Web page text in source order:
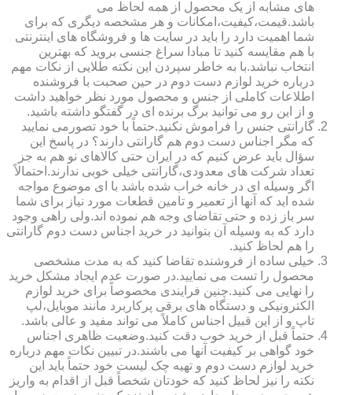
های مشابه از یک محصول از همه لحاظ می
باشد.قیمت،کیفیت،امکانات و هر مشخصه دیگری که برای
شما اهمیت دارد را باید در سایت ها و فروشگاه های اینترنتی
با هم مقایسه کنید تا مبادا سراغ جنسی بروید که بهترین
انتخاب نباشد.با به خاطر سپردن این نکته طلایی از نکات مهم
درباره خرید لوازم دست دوم در حین صحبت با فروشنده
اطلاعات کاملی از جنس و محصول مورد نظر خواهید داشت
و از این رو می توانید برگ برنده ای در گفتگو داشته باشید.
گارانتی جنس را فراموش نکنید.حتماً با خود تصورمی نمایید
که مگر اجناس دست دوم هم گارانتی دارند؟ در پاسخ این
سؤال باید عرض کنیم که در ایران حتی کالاهای نو هم به جز
تعداد شرکت های معدودی،گارانتی خیلی خوبی ندارند.احتمالاً
اگر وسیله ای در خانه خراب شده باشد با ای موضوع مواجه
شده اید که آنها از تعمیر و تامین قطعات مورد نیاز برای شما
سر باز زده و حتی تقاضای وجه هم نموده اند.ولی راهی وجود
دارد که به وسیله آن بتوانید در خرید اجناس دست دوم گارانتی
را هم لحاظ کنید.
خیلی ساده از فروشنده تقاضا کنید که به مدت مشخصی
محصول را تست می نمایید.در صورت عدم ایجاد مشکل خرید
را نهایی می کنید.چنین فرایندی مخصوصاً برای خرید لوازم
الکترونیکی و دستگاه های برقی پرکاربرد مانند موبایل،لپ
تاپ و از این قبیل اجناس کاملاً می تواند مفید و عالی باشد.
حتماً قبل از خرید خوب دقت کنید.وضعیت ظاهری اجناس
خود گواهی بر کیفیت آنها می باشند.در تبیین نکات مهم درباره
خرید لوازم دست دوم و تهیه چک لیست خود حتماً باید این
نکته را نیز لحاظ کنید که خودتان شخصاً قبل از اقدام به واریز